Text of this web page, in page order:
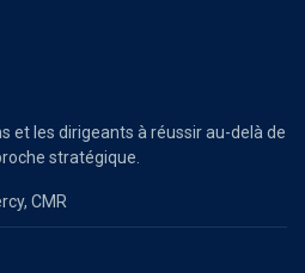
et les dirigeants à réussir au-delà de
stratégique.
CMR